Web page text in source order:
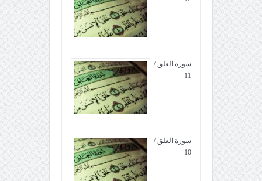
سورة العلق /
11
سورة العلق /
10